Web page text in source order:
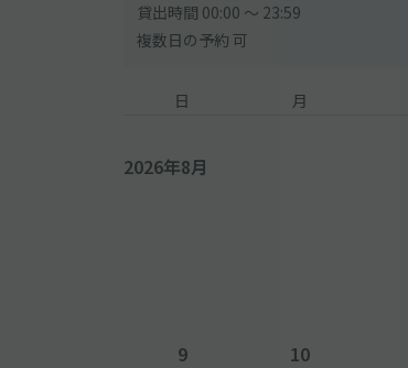
貸出時間 00:00 〜 23:59
複数日の予約 可
日 月
2026年8月
9 10